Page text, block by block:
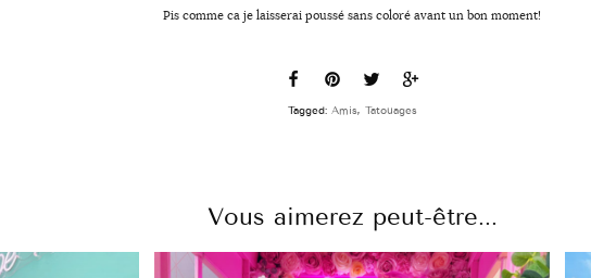
Pis comme ca je laisserai poussé sans coloré avant un bon moment!
Tagged: Amis, Tatouages
Vous aimerez peut-être...